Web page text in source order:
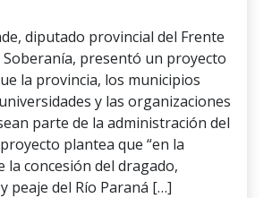
diputado provincial del Frente
presentó un proyecto
la provincia, los municipios
y las organizaciones
parte de la administración del
plantea que “en la
la concesión del dragado,
peaje del Río Paraná […]